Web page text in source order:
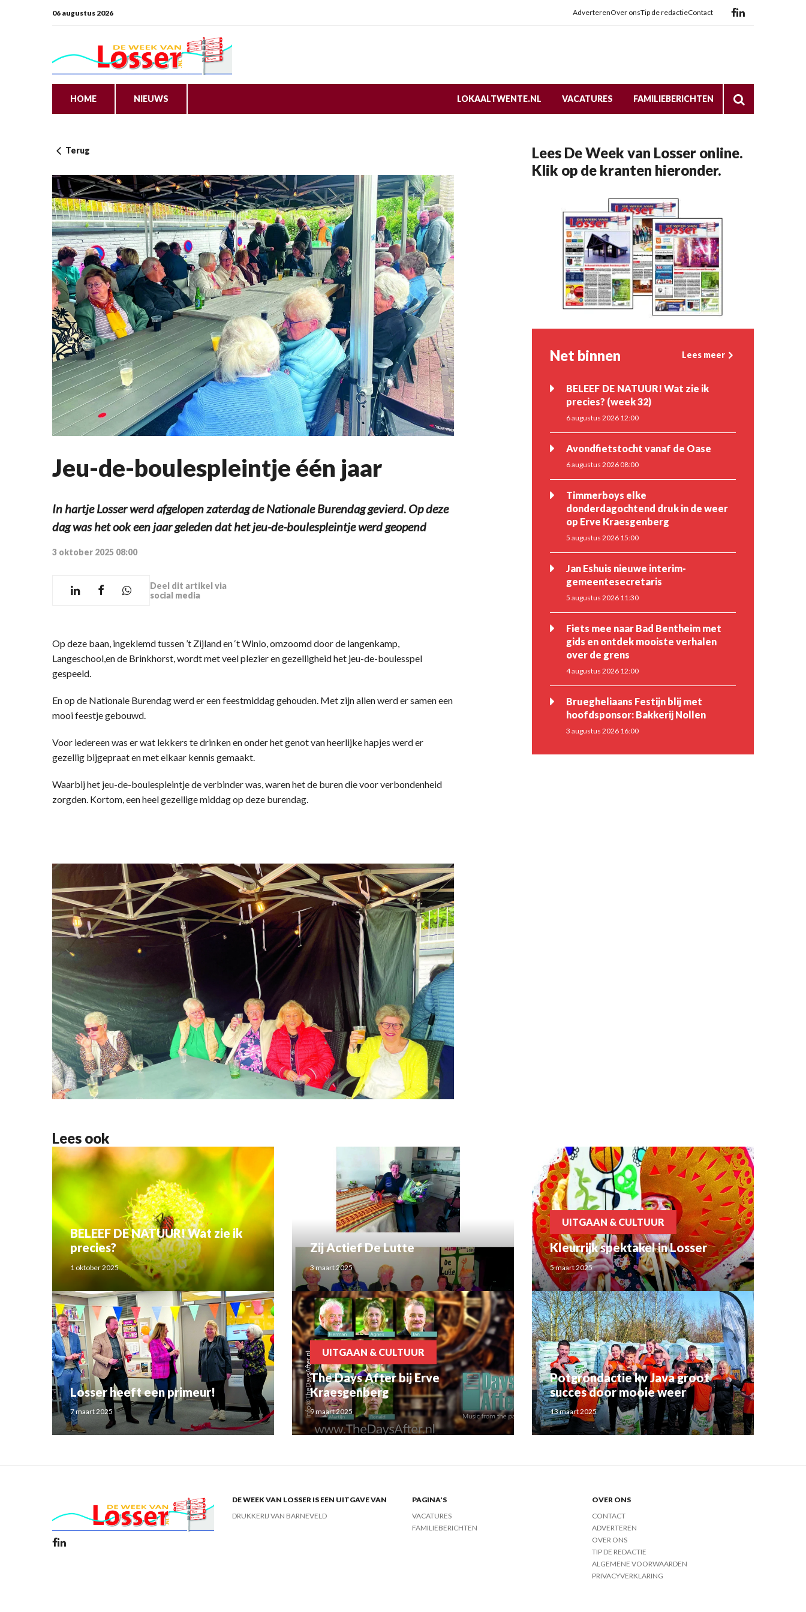
06 augustus 2026 AdverterenOver onsTip de redactieContact
HOME NIEUWS LOKAALTWENTE.NL VACATURES FAMILIEBERICHTEN
Terug
Jeu-de-boulespleintje één jaar
In hartje Losser werd afgelopen zaterdag de Nationale Burendag gevierd. Op deze
dag was het ook een jaar geleden dat het jeu-de-boulespleintje werd geopend
3 oktober 2025 08:00
Deel dit artikel via
social media
Op deze baan, ingeklemd tussen ’t Zijland en ‘t Winlo, omzoomd door de langenkamp,
Langeschool,en de Brinkhorst, wordt met veel plezier en gezelligheid het jeu-de-boulesspel
gespeeld.
En op de Nationale Burendag werd er een feestmiddag gehouden. Met zijn allen werd er samen een
mooi feestje gebouwd.
Voor iedereen was er wat lekkers te drinken en onder het genot van heerlijke hapjes werd er
gezellig bijgepraat en met elkaar kennis gemaakt.
Waarbij het jeu-de-boulespleintje de verbinder was, waren het de buren die voor verbondenheid
zorgden. Kortom, een heel gezellige middag op deze burendag.
Lees De Week van Losser online.
Klik op de kranten hieronder.
Net binnen Lees meer
BELEEF DE NATUUR! Wat zie ik
precies? (week 32)
6 augustus 2026 12:00
Avondfietstocht vanaf de Oase
6 augustus 2026 08:00
Timmerboys elke
donderdagochtend druk in de weer
op Erve Kraesgenberg
5 augustus 2026 15:00
Jan Eshuis nieuwe interim-
gemeentesecretaris
5 augustus 2026 11:30
Fiets mee naar Bad Bentheim met
gids en ontdek mooiste verhalen
over de grens
4 augustus 2026 12:00
Bruegheliaans Festijn blij met
hoofdsponsor: Bakkerij Nollen
3 augustus 2026 16:00
Lees ook
BELEEF DE NATUUR! Wat zie ik
precies?
1 oktober 2025
Zij Actief De Lutte
3 maart 2025
UITGAAN & CULTUUR
Kleurrijk spektakel in Losser
5 maart 2025
Losser heeft een primeur!
7 maart 2025
UITGAAN & CULTUUR
The Days After bij Erve
Kraesgenberg
9 maart 2025
Potgrondactie kv Java groot
succes door mooie weer
13 maart 2025
DE WEEK VAN LOSSER IS EEN UITGAVE VAN
DRUKKERIJ VAN BARNEVELD
PAGINA'S
VACATURES
FAMILIEBERICHTEN
OVER ONS
CONTACT
ADVERTEREN
OVER ONS
TIP DE REDACTIE
ALGEMENE VOORWAARDEN
PRIVACYVERKLARING